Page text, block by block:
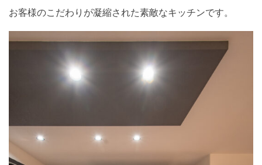
お客様のこだわりが凝縮された素敵なキッチンです。